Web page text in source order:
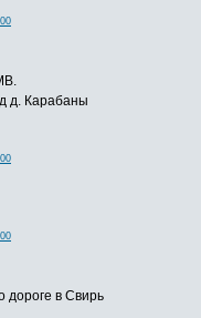
д. Карабаны
дороге в Свирь